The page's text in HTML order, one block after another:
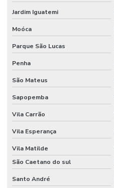
Jardim Iguatemi
Moóca
Parque São Lucas
Penha
São Mateus
Sapopemba
Vila Carrão
Vila Esperança
Vila Matilde
São Caetano do sul
Santo André